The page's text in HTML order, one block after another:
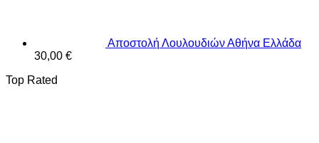
Αποστολή Λουλουδιών Αθήνα Ελλάδα
30,00 €
Top Rated